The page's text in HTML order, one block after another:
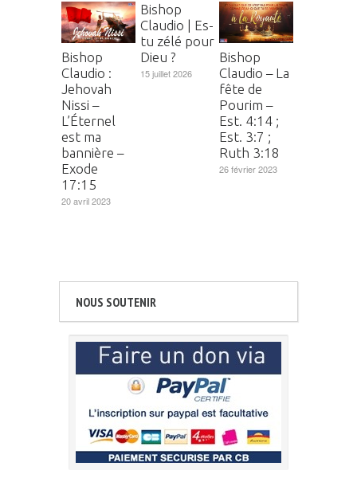
Bishop
Claudio :
Jehovah
Nissi –
L’Éternel
est ma
bannière –
Exode
17:15
20 avril 2023
Bishop
Claudio | Es-
tu zélé pour
Dieu ?
15 juillet 2026
Bishop
Claudio – La
fête de
Pourim –
Est. 4:14 ;
Est. 3:7 ;
Ruth 3:18
26 février 2023
NOUS SOUTENIR